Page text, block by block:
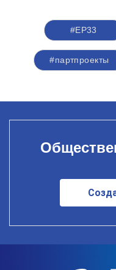
#ЕР33
#партпроекты